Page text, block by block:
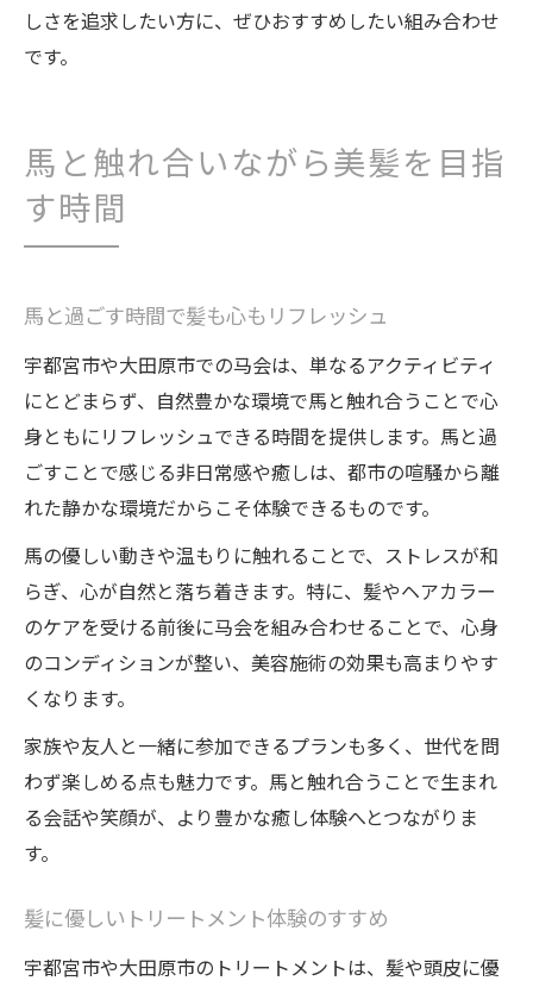
しさを追求したい方に、ぜひおすすめしたい組み合わせ
です。
馬と触れ合いながら美髪を目指
す時間
馬と過ごす時間で髪も心もリフレッシュ
宇都宮市や大田原市での马会は、単なるアクティビティ
にとどまらず、自然豊かな環境で馬と触れ合うことで心
身ともにリフレッシュできる時間を提供します。馬と過
ごすことで感じる非日常感や癒しは、都市の喧騒から離
れた静かな環境だからこそ体験できるものです。
馬の優しい動きや温もりに触れることで、ストレスが和
らぎ、心が自然と落ち着きます。特に、髪やヘアカラー
のケアを受ける前後に马会を組み合わせることで、心身
のコンディションが整い、美容施術の効果も高まりやす
くなります。
家族や友人と一緒に参加できるプランも多く、世代を問
わず楽しめる点も魅力です。馬と触れ合うことで生まれ
る会話や笑顔が、より豊かな癒し体験へとつながりま
す。
髪に優しいトリートメント体験のすすめ
宇都宮市や大田原市のトリートメントは、髪や頭皮に優